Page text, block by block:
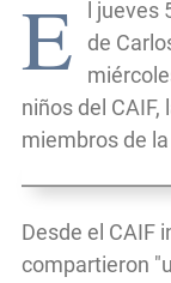
E
l
de
niños del
miembros de
Desde el CAIF
compartieron